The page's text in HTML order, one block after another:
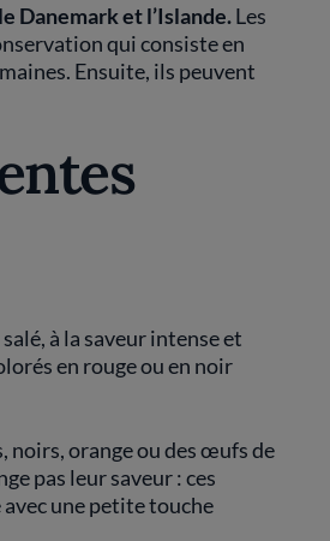
Danemark et l’Islande.Les
qui consiste en
Ensuite, ils peuvent
à la saveur intense et
en rouge ou en noir
noirs, orange ou des œufs de
pas leur saveur : ces
une petite touche